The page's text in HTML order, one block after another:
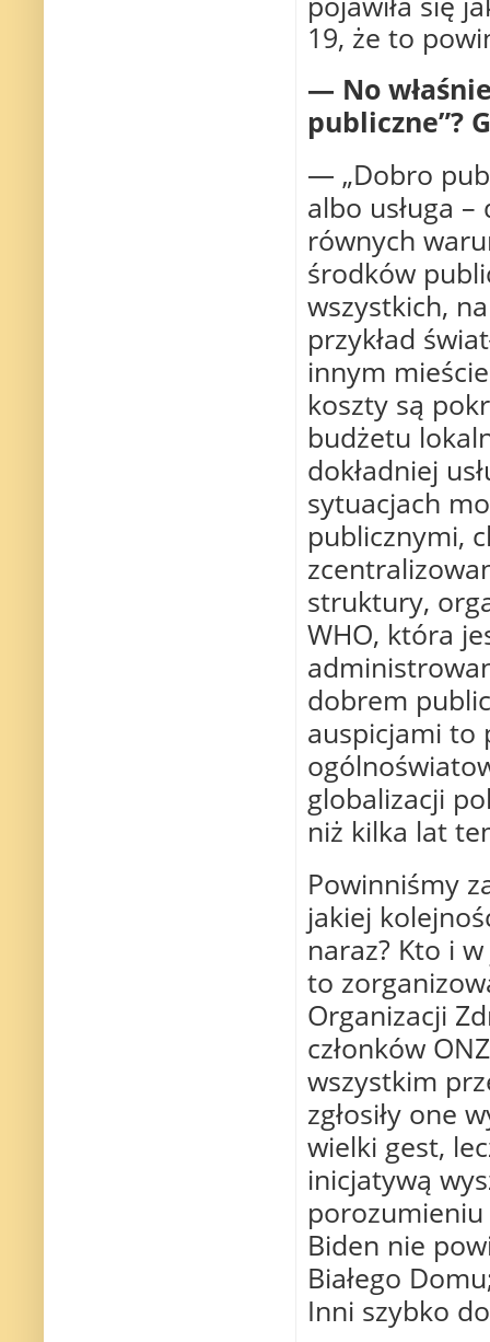
19, że to
— No
publiczne”?
— „Dobro
albo usługa
równych
środków
wszystkich,
przykład
innym
koszty są
budżetu
dokładniej
sytuacjach
publicznymi,
struktury,
WHO, która
dobrem
auspicjami to
globalizacji
niż kilka lat
Powinniśmy
jakiej
naraz? Kto i
to
Organizacji
członków
wszystkim
zgłosiły one
wielki gest,
inicjatywą
porozumieniu
Biden nie
Białego
Inni szybko